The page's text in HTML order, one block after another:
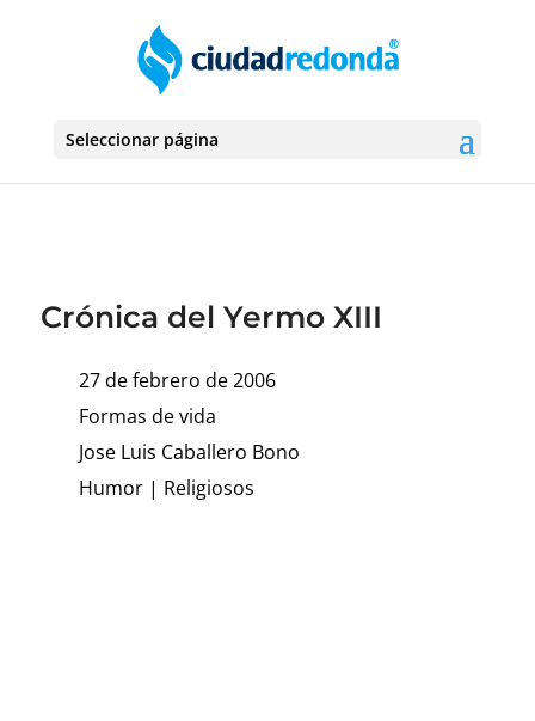
Seleccionar página
Crónica del Yermo XIII
27 de febrero de 2006
Formas de vida
Jose Luis Caballero Bono
Humor| Religiosos